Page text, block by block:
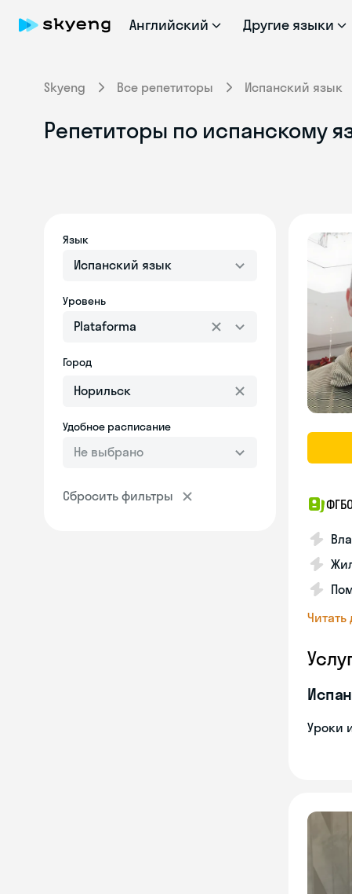
Английский Другие языки
Skyeng Все репетиторы Испанский язык
Репетиторы по испанскому
Язык
Испанский язык
Уровень
Plataforma
Город
Удобное расписание
Не выбрано
Сбросить фильтры
Уроки